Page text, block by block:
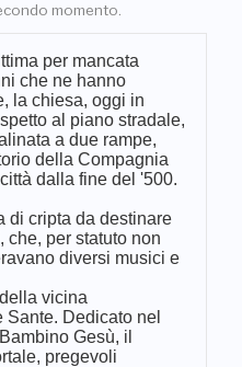
momento.